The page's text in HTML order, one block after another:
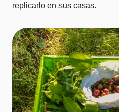
replicarlo en sus casas.